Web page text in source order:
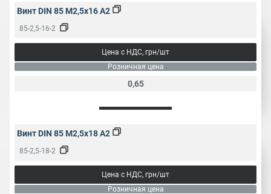
Винт DIN 85 M2,5x16 A2
85-2,5-16-2
Цена с НДС, грн/шт
Розничная цена
0,65
Винт DIN 85 M2,5x18 A2
85-2,5-18-2
Цена с НДС, грн/шт
Розничная цена